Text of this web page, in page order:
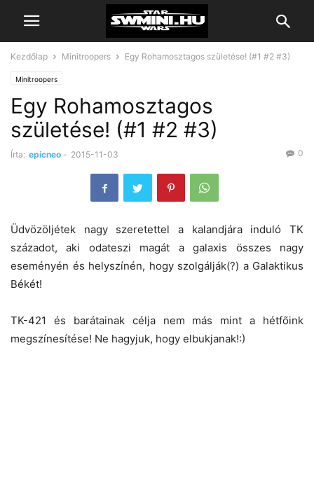
Kezdőlap Minitroopers Egy Rohamosztagos születése! (#1 #2 #3)
Minitroopers
Egy Rohamosztagos
születése! (#1 #2 #3)
Írta: epicneo - 2015-11-03 0
Üdvözöljétek nagy szeretettel a kalandjára induló TK
századot, aki odateszi magát a galaxis összes nagy
eseményén és helyszínén, hogy szolgálják(?) a Galaktikus
Békét!
TK-421 és barátainak célja nem más mint a hétfőink
megszínesítése! Ne hagyjuk, hogy elbukjanak!:)